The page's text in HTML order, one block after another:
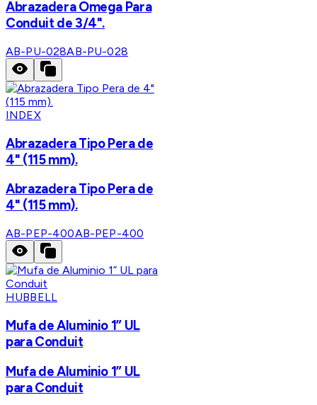
Abrazadera Omega Para
Conduit de 3/4".
AB-PU-028AB-PU-028
INDEX
Abrazadera Tipo Pera de
4" (115 mm).
Abrazadera Tipo Pera de
4" (115 mm).
AB-PEP-400AB-PEP-400
HUBBELL
Mufa de Aluminio 1” UL
para Conduit
Mufa de Aluminio 1” UL
para Conduit